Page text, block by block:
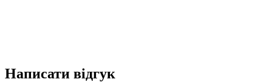
Написати відгук